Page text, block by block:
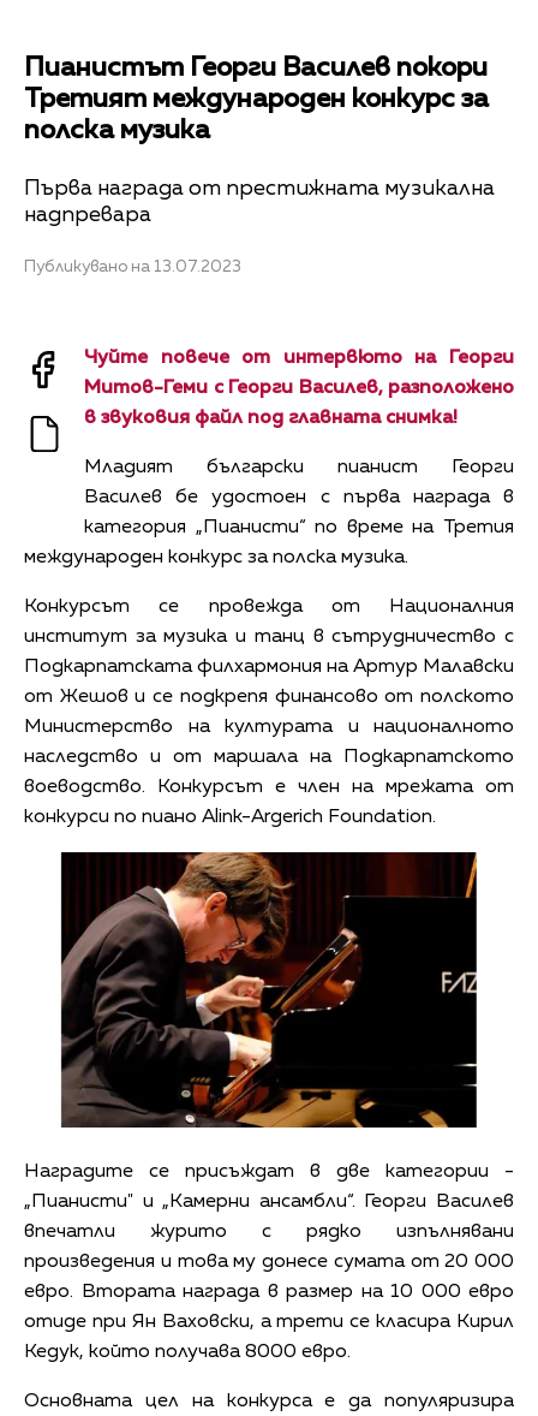
Пианистът Георги Василев покори
Третият международен конкурс за
полска музика
Първа награда от престижната музикална
надпревара
Публикувано на 13.07.2023
Чуйте повече от интервюто на Георги
Митов-Геми с Георги Василев, разположено
в звуковия файл под главната снимка!
Младият български пианист Георги
Василев бе удостоен с първа награда в
категория „Пианисти“ по време на Третия
международен конкурс за полска музика.
Конкурсът се провежда от Националния
институт за музика и танц в сътрудничество с
Подкарпатската филхармония на Артур Малавски
от Жешов и се подкрепя финансово от полското
Министерство на културата и националното
наследство и от маршала на Подкарпатското
воеводство.
Конкурсът е член на мрежата от
конкурси по пиано Alink-Argerich Foundation.
Наградите се присъждат в две категории -
„Пианисти" и „Камерни ансамбли“. Георги Василев
впечатли журито с рядко изпълнявани
произведения и това му донесе сумата от 20 000
евро. Втората награда в размер на 10 000 евро
отиде при Ян Ваховски, а трети се класира Кирил
Кедук, който получава 8000 евро.
Основната цел на конкурса е да популяризира